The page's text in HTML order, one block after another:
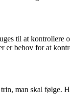
til at kontrollere
behov for at
man skal følge.